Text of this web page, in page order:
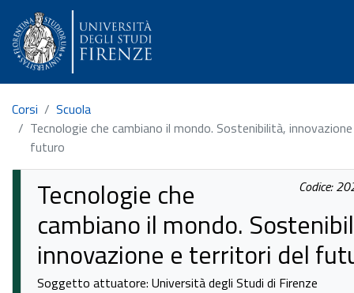
Corsi
Scuola
Tecnologie che cambiano il mondo. Sostenibilità,
futuro
Codice:
Tecnologie che
cambiano il mondo.
innovazione e territori del
Soggetto attuatore: Università degli Studi di Firenze